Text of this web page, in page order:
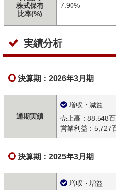
株式保有
比率(%)
7.90%
実績分析
決算期：2026年3月期
通期実績
増収・減益
売上高：88,548百
営業利益：5,727
決算期：2025年3月期
増収・増益